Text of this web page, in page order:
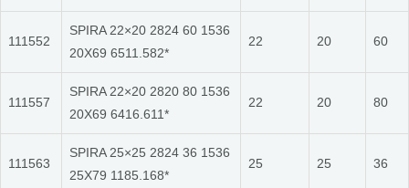
111552
SPIRA 22×20 2824 60 1536
20X69 6511.582*
22 20 60
111557
SPIRA 22×20 2820 80 1536
20X69 6416.611*
22 20 80
111563
SPIRA 25×25 2824 36 1536
25X79 1185.168*
25 25 36